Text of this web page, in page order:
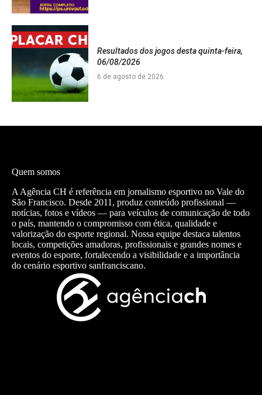
Resultados dos jogos desta quinta-feira,
06/08/2026
6 de agosto de 2026
Quem somos
A Agência CH é referência em jornalismo esportivo no Vale do
São Francisco. Desde 2011, produz conteúdo profissional —
notícias, fotos e vídeos — para veículos de comunicação de todo
o país, mantendo o compromisso com ética, qualidade e
valorização do esporte regional. Nossa equipe destaca talentos
locais, competições amadoras, profissionais e grandes nomes e
eventos do esporte, fortalecendo a visibilidade e a importância
do cenário esportivo sanfranciscano.